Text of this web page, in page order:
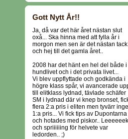
Gott Nytt År!!
Ja, då var det här året nästan slut
oxå... Ska hinna med att fylla år i
morgon men sen är det nästan tack
och hej till det gamla året..
2008 har det hänt en hel del både i
hundlivet och i det privata livet...
Vi blev uppflyttade och godkända i
högre klass spår, vi avancerade
till elitklass lydnad, tävlade schäfer
SM i lydnad där vi knep bronset,
flera 2:a pris i eliten men tyvärr
1:a pris... Vi fick tips av Dupontarna
och hotades med piskor.. Leeeeeek
och spriiiiiing för helvete var
ledorden.. ;)